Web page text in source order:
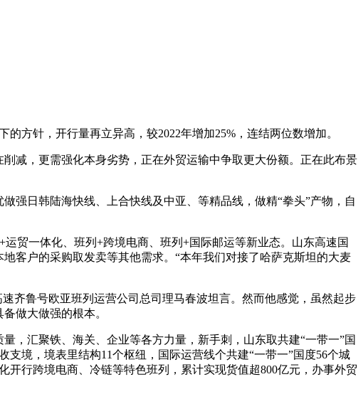
方针，开行量再立异高，较2022年增加25%，连结两位数增加。
减，更需强化本身劣势，正在外贸运输中争取更大份额。正在此布景
日韩陆海快线、上合快线及中亚、等精品线，做精“拳头”产物，自
贸一体化、班列+跨境电商、班列+国际邮运等新业态。山东高速国
客户的采购取发卖等其他需求。“本年我们对接了哈萨克斯坦的大麦
鲁号欧亚班列运营公司总司理马春波坦言。然而他感觉，虽然起步
做大做强的根本。
汇聚铁、海关、企业等各方力量，新手刺，山东取共建“一带一”国
境，境表里结构11个枢纽，国际运营线个共建“一带一”国度56个城
行跨境电商、冷链等特色班列，累计实现货值超800亿元，办事外贸